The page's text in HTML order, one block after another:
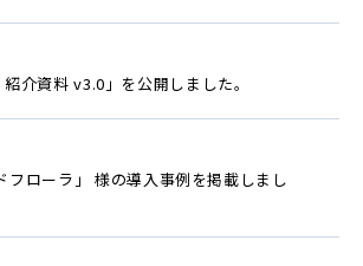
介資料 v3.0」を公開しました。
フローラ」 様の導入事例を掲載しまし